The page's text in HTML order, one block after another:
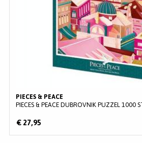
PIECES & PEACE
PIECES & PEACE DUBROVNIK PUZZEL 1000
€ 27,95